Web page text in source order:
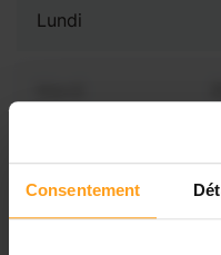
Consentement
Lundi
Mercredi
Vous